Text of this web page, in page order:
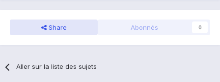
Share Abonnés 0
Aller sur la liste des sujets